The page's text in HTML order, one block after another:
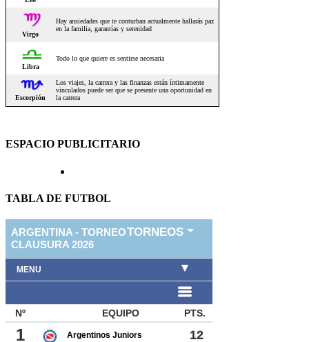
ESPACIO PUBLICITARIO
TABLA DE FUTBOL